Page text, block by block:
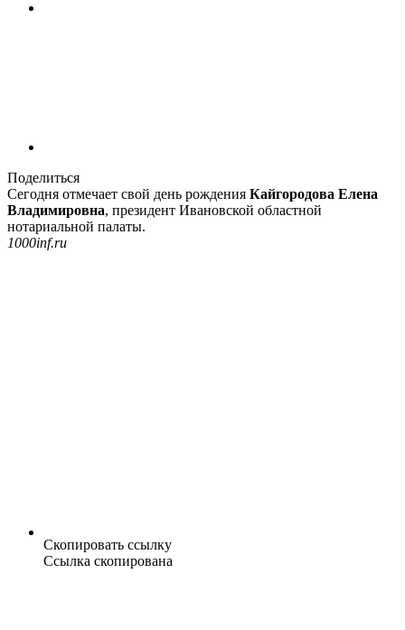
Поделиться
Сегодня отмечает свой день рождения Кайгородова Елена
Владимировна, президент Ивановской областной
нотариальной палаты.
1000inf.ru
Скопировать ссылку
Ссылка скопирована